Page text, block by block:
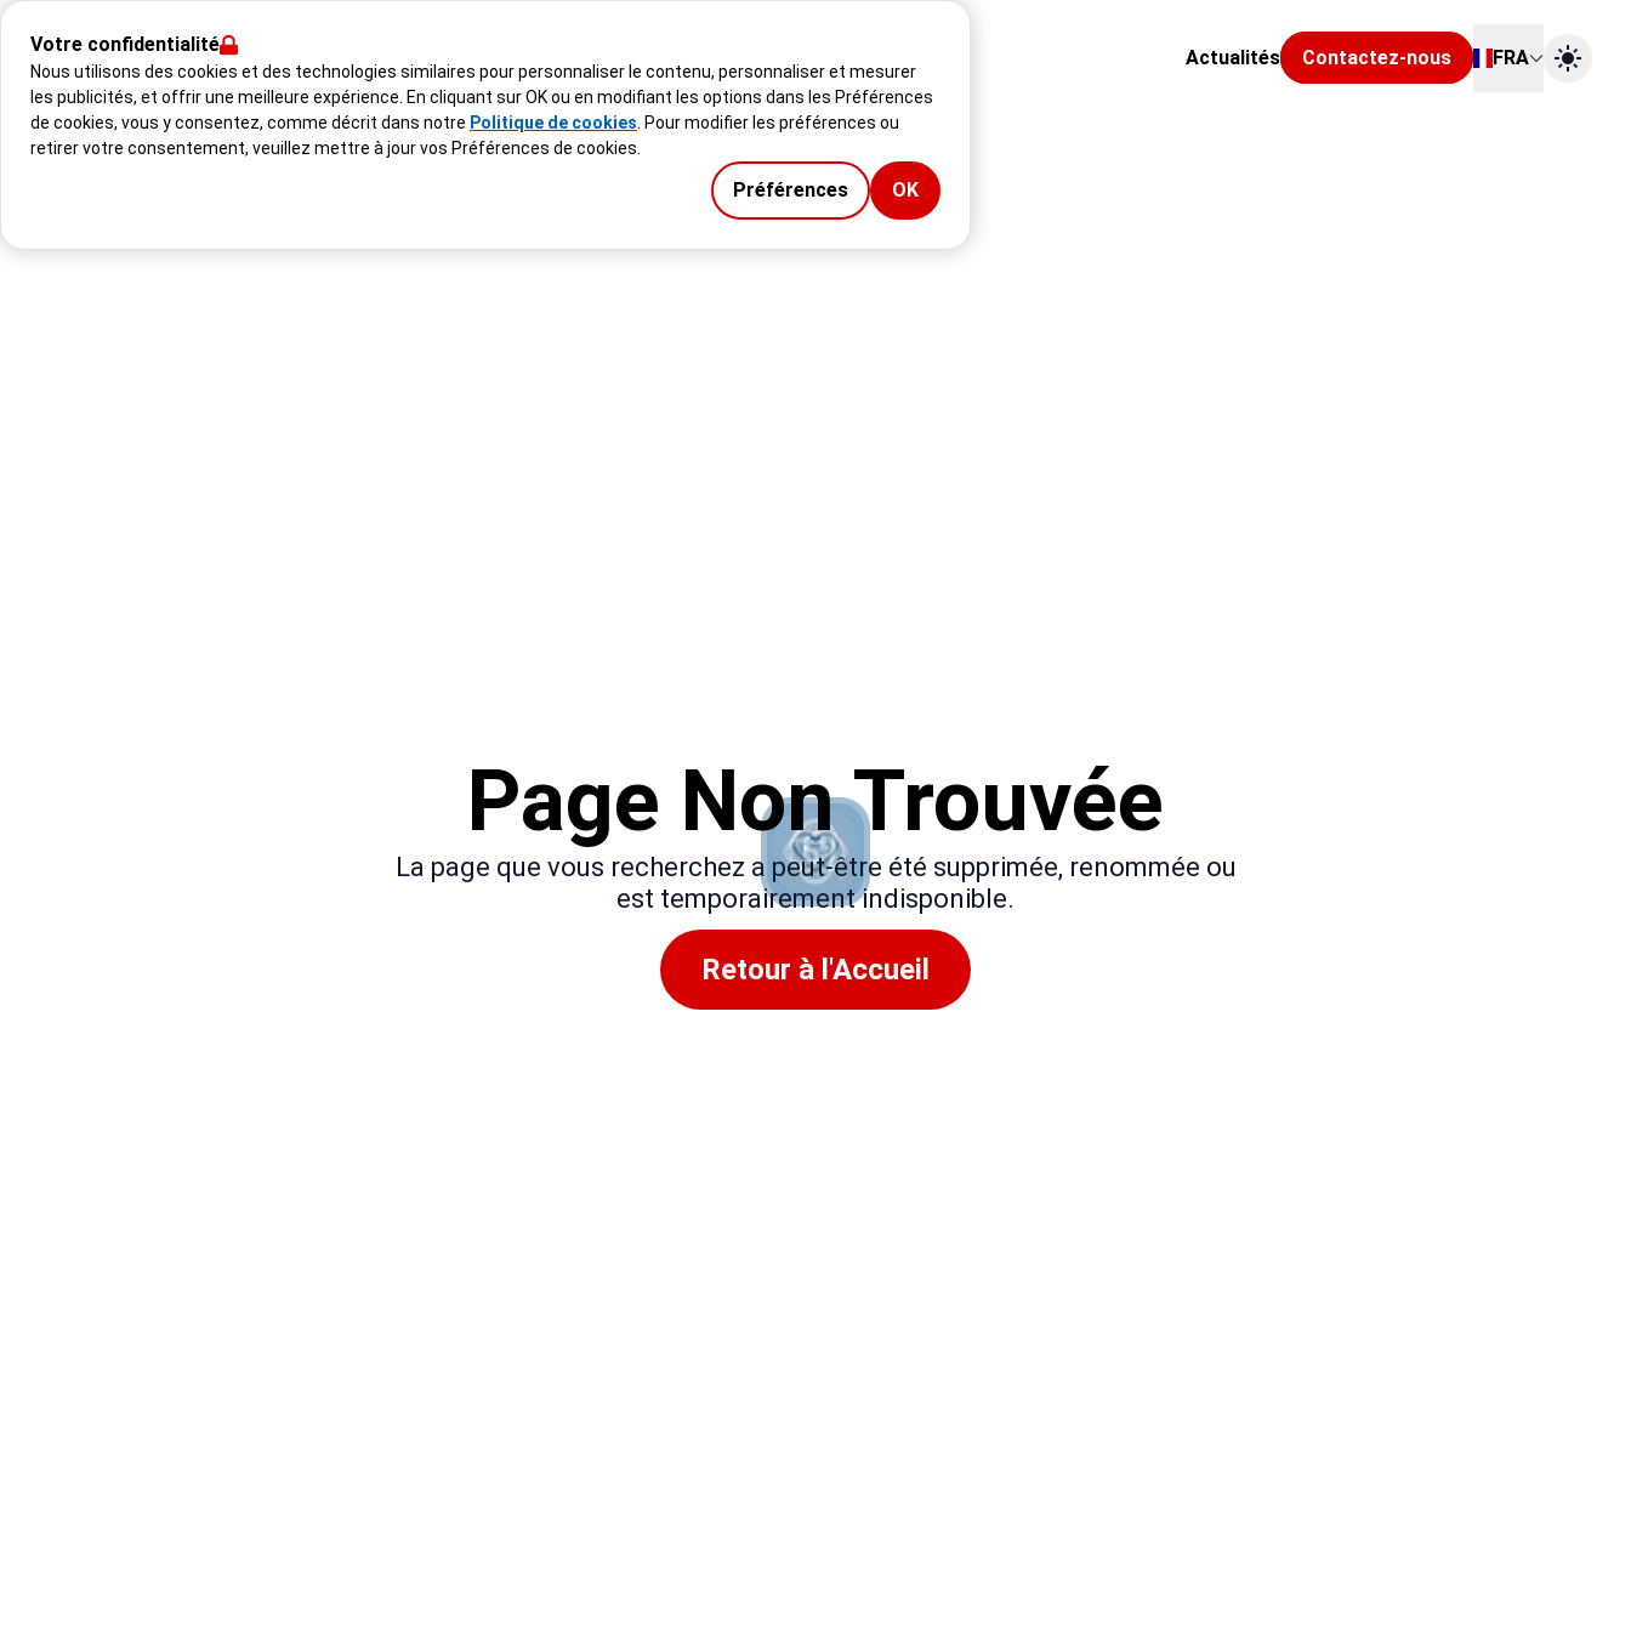
Actualités Contactez-nous FRA
Page Non Trouvée
La page que vous recherchez a peut-être été supprimée, renommée ou
est temporairement indisponible.
Retour à l'Accueil
Votre confidentialité
Nous utilisons des cookies et des technologies similaires pour personnaliser le contenu, personnaliser et mesurer
les publicités, et offrir une meilleure expérience. En cliquant sur OK ou en modifiant les options dans les Préférences
de cookies, vous y consentez, comme décrit dans notre Politique de cookies . Pour modifier les préférences ou
retirer votre consentement, veuillez mettre à jour vos Préférences de cookies.
Préférences OK